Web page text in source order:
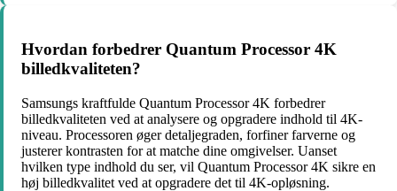
Hvordan forbedrer Quantum Processor 4K
billedkvaliteten?
Samsungs kraftfulde Quantum Processor 4K forbedrer
billedkvaliteten ved at analysere og opgradere indhold til 4K-
niveau. Processoren øger detaljegraden, forfiner farverne og
justerer kontrasten for at matche dine omgivelser. Uanset
hvilken type indhold du ser, vil Quantum Processor 4K sikre en
høj billedkvalitet ved at opgradere det til 4K-opløsning.